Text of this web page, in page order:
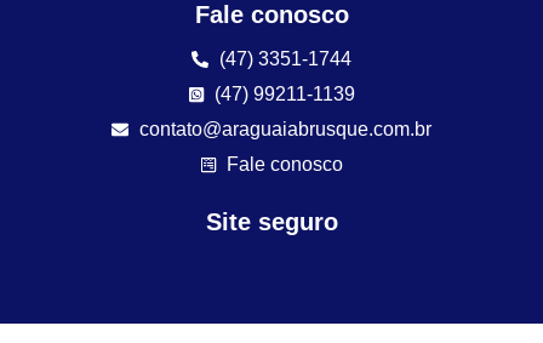
Fale conosco
(47) 3351-1744
(47) 99211-1139
contato@araguaiabrusque.com.br
Fale conosco
Site seguro